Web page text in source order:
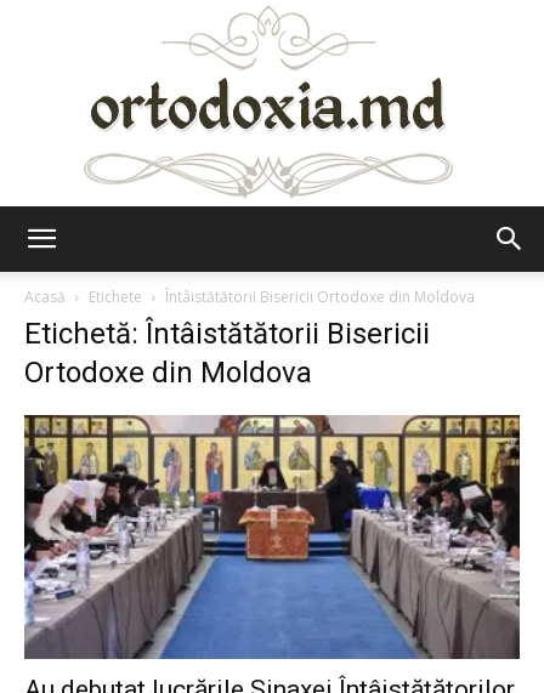
Acasă
Etichete Întâistătătorii Bisericii Ortodoxe din Moldova
Etichetă: Întâistătătorii Bisericii
Ortodoxe din Moldova